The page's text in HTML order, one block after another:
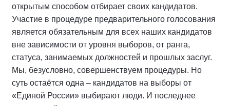
открытым способом отбирает своих кандидатов.
Участие в процедуре предварительного голосования
является обязательным для всех наших кандидатов
вне зависимости от уровня выборов, от ранга,
статуса, занимаемых должностей и прошлых заслуг.
Мы, безусловно, совершенствуем процедуры. Но
суть остаётся одна – кандидатов на выборы от
«Единой России» выбирают люди. И последнее